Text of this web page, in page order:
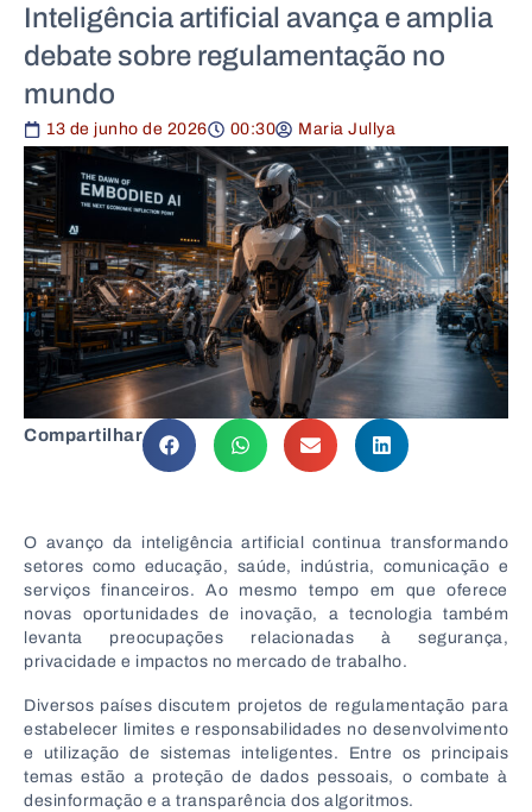
Inteligência artificial avança e amplia
debate sobre regulamentação no
mundo
13 de junho de 2026 00:30 Maria Jullya
Compartilhar
O avanço da inteligência artificial continua transformando
setores como educação, saúde, indústria, comunicação e
serviços financeiros. Ao mesmo tempo em que oferece
novas oportunidades de inovação, a tecnologia também
levanta preocupações relacionadas à segurança,
privacidade e impactos no mercado de trabalho.
Diversos países discutem projetos de regulamentação para
estabelecer limites e responsabilidades no desenvolvimento
e utilização de sistemas inteligentes. Entre os principais
temas estão a proteção de dados pessoais, o combate à
desinformação e a transparência dos algoritmos.